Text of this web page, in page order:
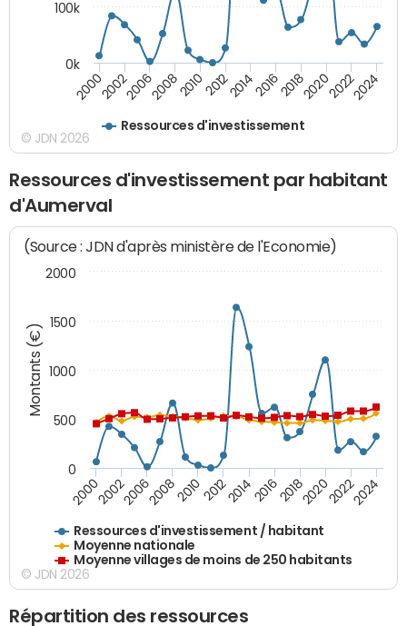
Ressources d'investissement
200020022006200820102012201420162018202020222024
0k
100k
© JDN 2026
Ressources d'investissement par habitant
d'Aumerval
Montants (€)
(Source : JDN d'après ministère de l'Economie)
Ressources d'investissement / habitant
Moyenne nationale
Moyenne villages de moins de 250 habitants
200020022006200820102012201420162018202020222024
0
500
1000
1500
2000
© JDN 2026
Répartition des ressources